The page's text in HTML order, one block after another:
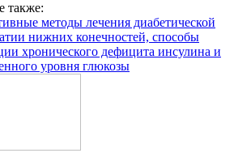
также:
методы лечения диабетической
нижних конечностей, способы
хронического дефицита инсулина и
уровня глюкозы